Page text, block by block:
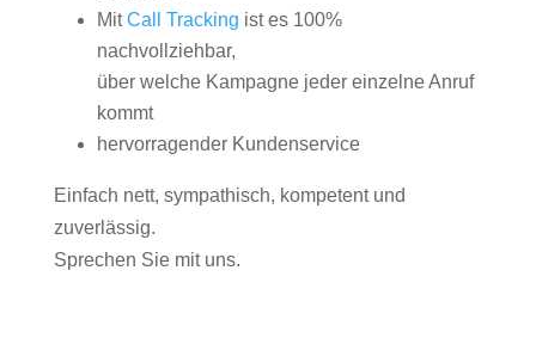
MitCall Tracking ist es 100%
nachvollziehbar,
über welche Kampagne jeder einzelne Anruf
kommt
hervorragender Kundenservice
Einfach nett, sympathisch, kompetent und
zuverlässig.
Sprechen Sie mit uns.